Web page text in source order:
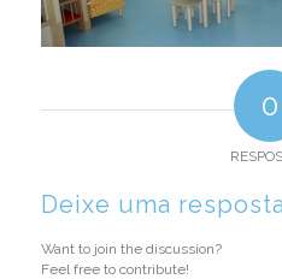
0
Deixe uma resposta
Want to join the discussion?
Feel free to contribute!